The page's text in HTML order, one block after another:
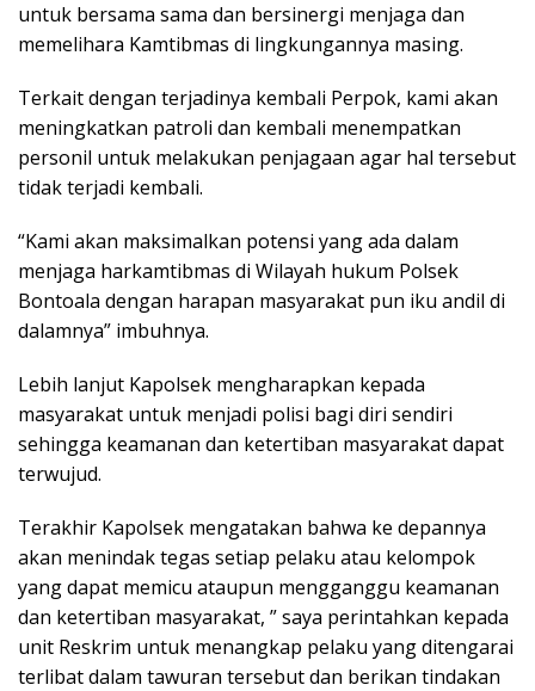
untuk bersama sama dan bersinergi menjaga dan
memelihara Kamtibmas di lingkungannya masing.
Terkait dengan terjadinya kembali Perpok, kami akan
meningkatkan patroli dan kembali menempatkan
personil untuk melakukan penjagaan agar hal tersebut
tidak terjadi kembali.
“Kami akan maksimalkan potensi yang ada dalam
menjaga harkamtibmas di Wilayah hukum Polsek
Bontoala dengan harapan masyarakat pun iku andil di
dalamnya” imbuhnya.
Lebih lanjut Kapolsek mengharapkan kepada
masyarakat untuk menjadi polisi bagi diri sendiri
sehingga keamanan dan ketertiban masyarakat dapat
terwujud.
Terakhir Kapolsek mengatakan bahwa ke depannya
akan menindak tegas setiap pelaku atau kelompok
yang dapat memicu ataupun mengganggu keamanan
dan ketertiban masyarakat, ” saya perintahkan kepada
unit Reskrim untuk menangkap pelaku yang ditengarai
terlibat dalam tawuran tersebut dan berikan tindakan